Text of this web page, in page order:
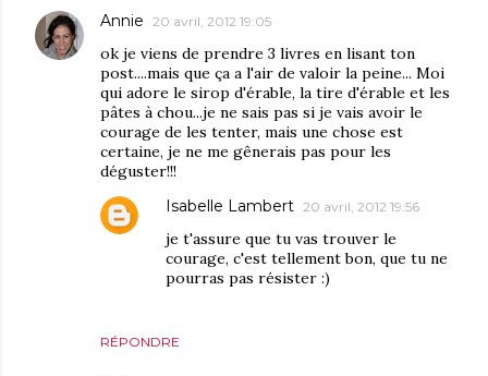
Annie 20 avril, 2012 19:05
ok je viens de prendre 3 livres en lisant ton
post....mais que ça a l'air de valoir la peine... Moi
qui adore le sirop d'érable, la tire d'érable et les
pâtes à chou...je ne sais pas si je vais avoir le
courage de les tenter, mais une chose est
certaine, je ne me gênerais pas pour les
déguster!!!
RÉPONDRE
Isabelle Lambert 20 avril, 2012 19:56
je t'assure que tu vas trouver le
courage, c'est tellement bon, que tu ne
pourras pas résister :)